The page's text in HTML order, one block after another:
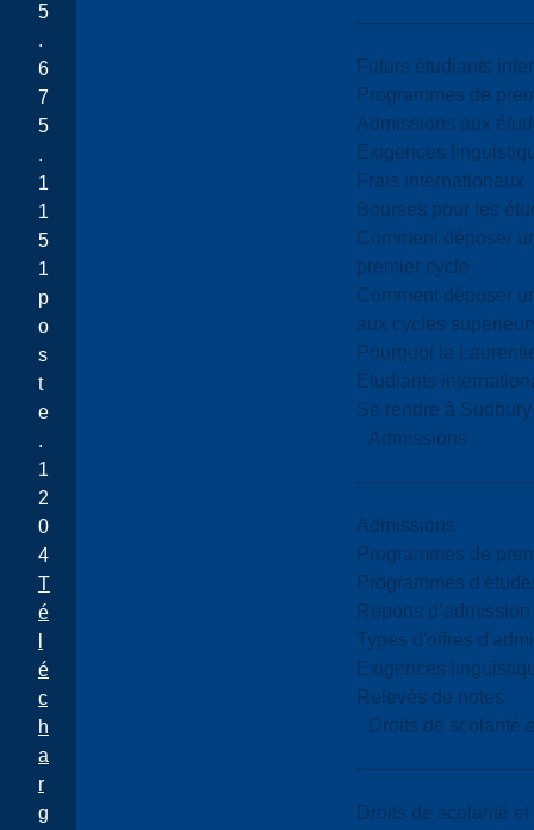
Futurs étudiants
Programmes de
Admissions aux
Exigences
Frais internationaux
Bourses pour les
Comment déposer
premier cycle
Comment déposer
aux cycles
Pourquoi la
Étudiants
Se rendre à Sudbury
Admissions
Admissions
Programmes de
Programmes
Reports d’admission
Types d'offres
Exigences
Relevés de notes
Droits de scolarité
Droits de scolarité
5
.
6
7
5
.
1
1
5
1
p
o
s
t
e
.
1
2
0
4
T
é
é
c
h
a
r
g